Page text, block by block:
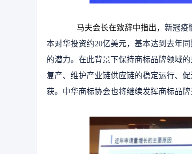
马夫会长在致辞中指出， 新冠疫
本对华投资约20亿美元，基本达到去年
的潜力。在此背景下保持商标品牌领域
复产、维护产业链供应链的稳定运行、促
获。中华商标协会也将继续发挥商标品